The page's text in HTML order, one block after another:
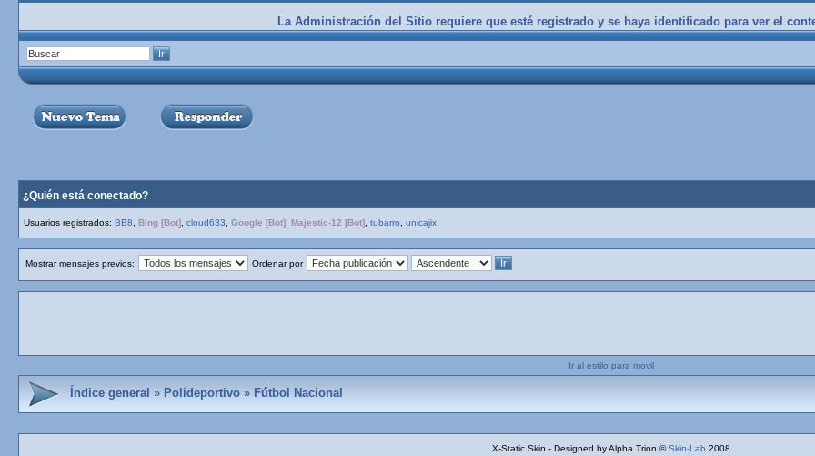
La Administración del Sitio requiere que esté registrado y se haya identificado para ver el
¿Quién está conectado?
Usuarios registrados: BB8 Bing [Bot] cloud633 Google [Bot] Majestic-12 [Bot] tubarro unicajix
Mostrar mensajes previos: Ordenar por
Ir al estilo para movil
Índice general » Polideportivo » Fútbol Nacional
X-Static Skin - Designed by Alpha Trion ©Skin-Lab 2008